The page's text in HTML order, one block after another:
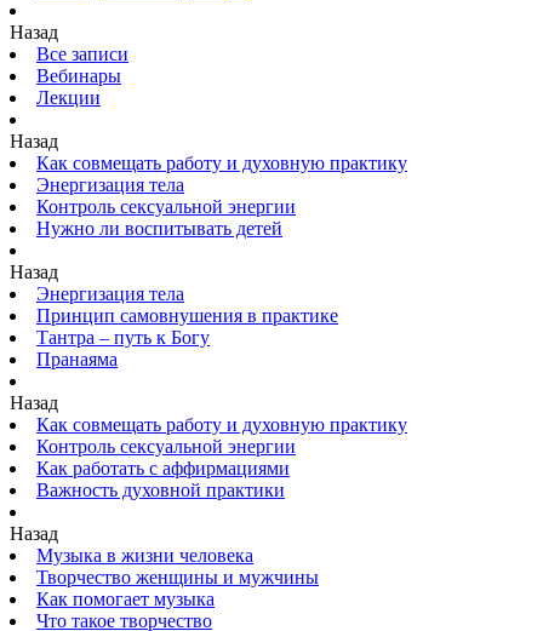
Назад
Все записи
Вебинары
Лекции
Назад
Как совмещать работу и духовную практику
Энергизация тела
Контроль сексуальной энергии
Нужно ли воспитывать детей
Назад
Энергизация тела
Принцип самовнушения в практике
Тантра – путь к Богу
Пранаяма
Назад
Как совмещать работу и духовную практику
Контроль сексуальной энергии
Как работать с аффирмациями
Важность духовной практики
Назад
Музыка в жизни человека
Творчество женщины и мужчины
Как помогает музыка
Что такое творчество